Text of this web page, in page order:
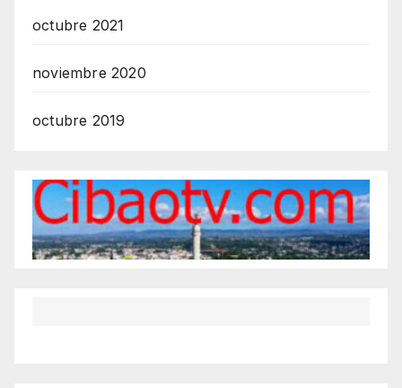
octubre 2021
noviembre 2020
octubre 2019